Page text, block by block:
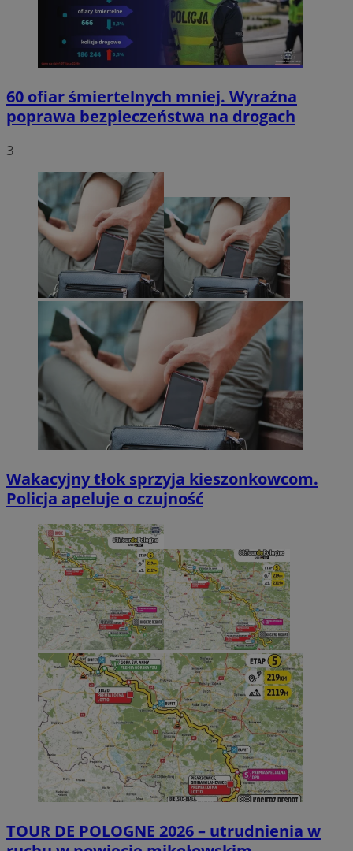
60 ofiar śmiertelnych mniej. Wyraźna
poprawa bezpieczeństwa na drogach
3
Wakacyjny tłok sprzyja kieszonkowcom.
Policja apeluje o czujność
TOUR DE POLOGNE 2026 – utrudnienia w